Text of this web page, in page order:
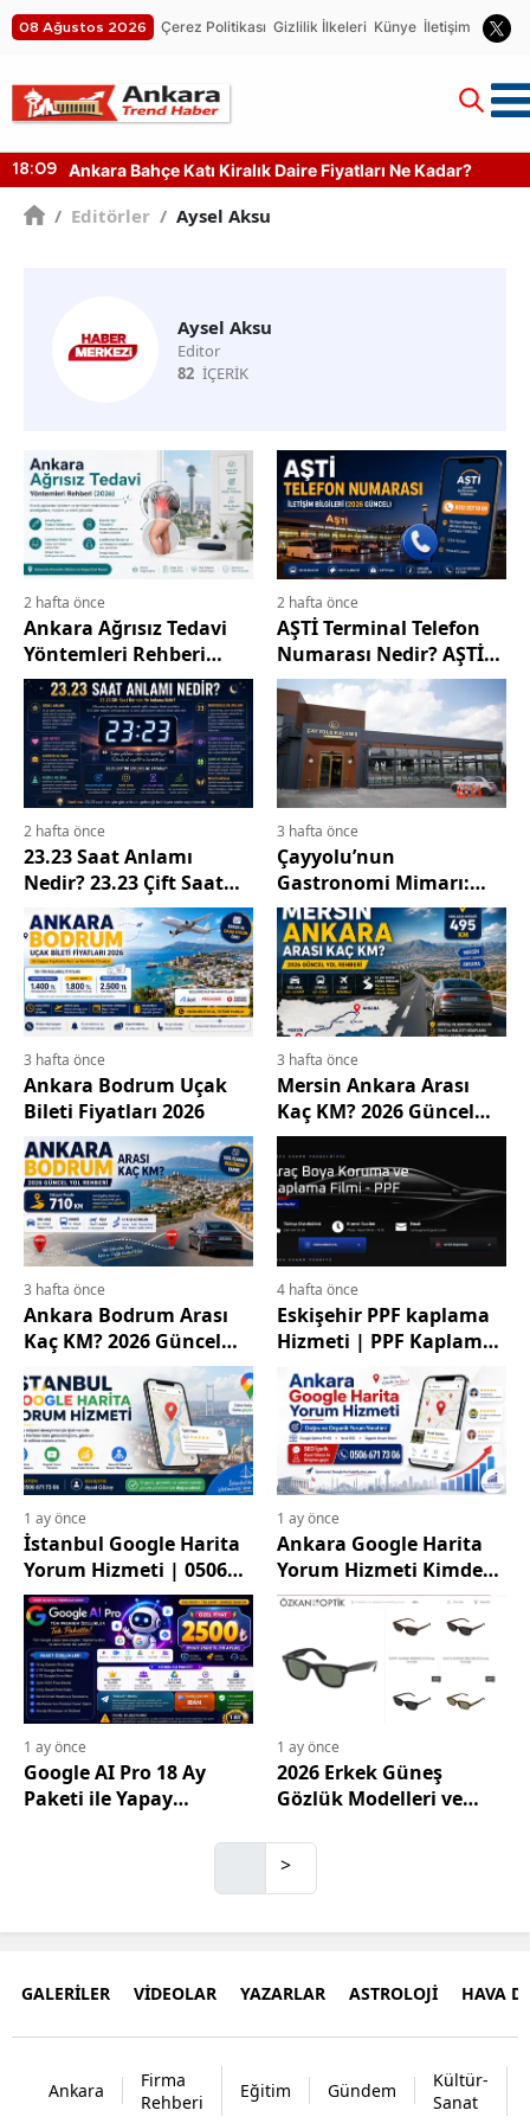
08 Ağustos 2026 Çerez Politikası Gizlilik İlkeleri Künye İletişim
18:09 Ankara Bahçe Katı Kiralık Daire Fiyatları Ne Kadar?
/ Editörler / Aysel Aksu
Aysel Aksu
Editor
82 İÇERİK
2 hafta önce
Ankara Ağrısız Tedavi
Yöntemleri Rehberi
(2026) 0 312 963 12 78
2 hafta önce
AŞTİ Terminal Telefon
Numarası Nedir? AŞTİ
İletişim Bilgileri (2026
Güncel)
2 hafta önce
23.23 Saat Anlamı
Nedir? 23.23 Çift Saat
Görmek Ne Anlama
Gelir?
3 hafta önce
Çayyolu’nun
Gastronomi Mimarı:
İbrahim Pekdoğan ile
Lezzet Dolu Bir
Dönüşüm
3 hafta önce
Ankara Bodrum Uçak
Bileti Fiyatları 2026
3 hafta önce
Mersin Ankara Arası
Kaç KM? 2026 Güncel
Yol Rehberi
3 hafta önce
Ankara Bodrum Arası
Kaç KM? 2026 Güncel
4 hafta önce
Eskişehir PPF kaplama
Hizmeti | PPF Kaplama
Eskişehir | Norex Guard
U.S.A
1 ay önce
İstanbul Google Harita
Yorum Hizmeti | 0506
671 73 06
1 ay önce
Ankara Google Harita
Yorum Hizmeti Kimden
Alınır? 0506 671 73 06
1 ay önce
Google AI Pro 18 Ay
Paketi ile Yapay
1 ay önce
2026 Erkek Güneş
Gözlük Modelleri ve
>
GALERİLER VİDEOLAR YAZARLAR ASTROLOJİ HAVA
Ankara
Firma
Rehberi
Eğitim Gündem
Kültür-
Sanat